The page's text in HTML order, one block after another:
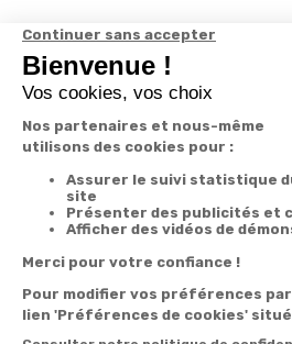
A propos de
nous
Partenariats
Avis Clients
personnelles et
cookies
les cookies
légales